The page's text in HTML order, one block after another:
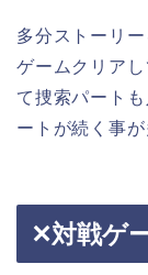
多分ストーリ
ゲームクリア
て捜索パート
ートが続く事
✕対戦ゲ